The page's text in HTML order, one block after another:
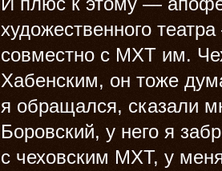
художественного
совместно с МХТ им.
Хабенским, он тоже
я обращался, сказали
Боровский, у него я
с чеховским МХТ, у